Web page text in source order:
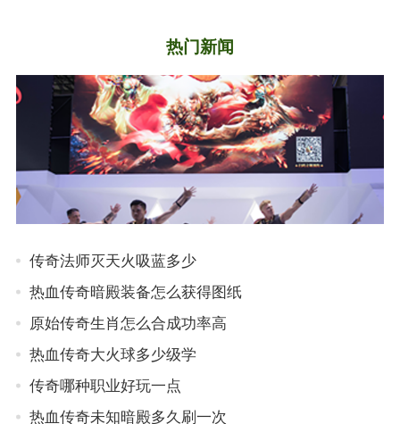
热门新闻
传奇法师灭天火吸蓝多少
热血传奇暗殿装备怎么获得图纸
原始传奇生肖怎么合成功率高
热血传奇大火球多少级学
传奇哪种职业好玩一点
热血传奇未知暗殿多久刷一次